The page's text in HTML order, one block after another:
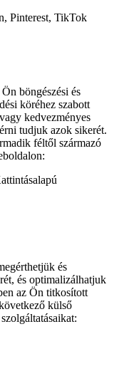
Pinterest, TikTok
böngészési és
köréhez szabott
kedvezményes
tudjuk azok sikerét.
féltől származó
és
és optimalizálhatjuk
az Ön titkosított
külső